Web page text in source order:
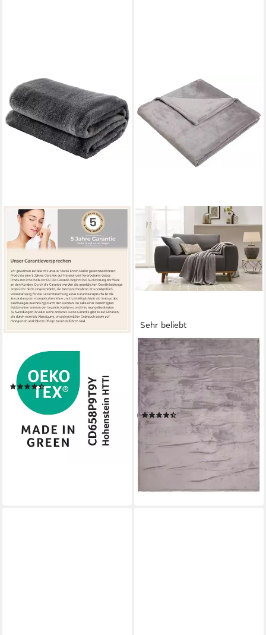
ERWIN MÜLLER
Wohndecke Wohndecke
"Salerno", Teddy-Fleece Uni
(209)
ab 23,95 € 33,95 €
lieferbar - in 2-3 Werktagen bei dir
+10
Sehr beliebt
OTTO HOME
Wohndecke Jil, aus super
weichem Kuschelfleece,
Kuscheldecke, Premium
Qualität
(1609)
ab 14,99 € UVP30,99 €
-52%
lieferbar - in 1-2 Werktagen bei dir